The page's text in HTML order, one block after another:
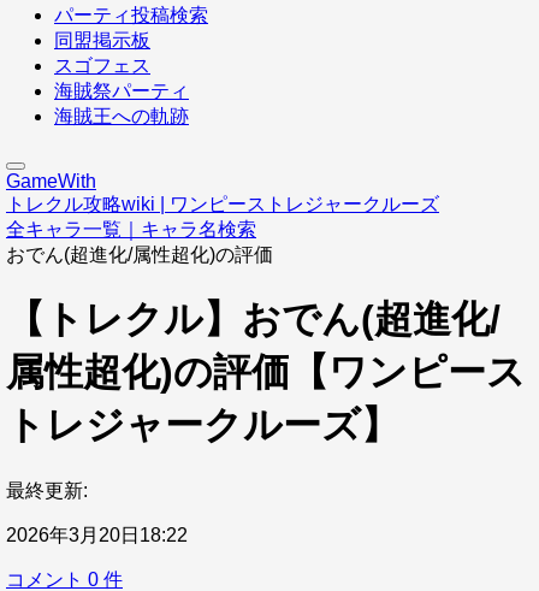
パーティ投稿検索
同盟掲示板
スゴフェス
海賊祭パーティ
海賊王への軌跡
GameWith
トレクル攻略wiki | ワンピーストレジャークルーズ
全キャラ一覧｜キャラ名検索
おでん(超進化/属性超化)の評価
【トレクル】おでん(超進化/
属性超化)の評価【ワンピース
トレジャークルーズ】
最終更新:
2026年3月20日18:22
コメント 0 件